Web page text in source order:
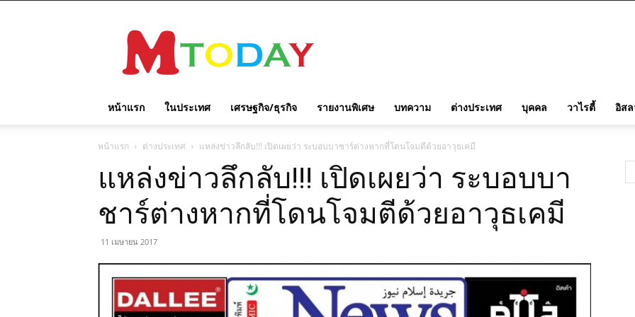
TODAY
หน้าแรก ในประเทศ เศรษฐกิจ/ธุรกิจ รายงานพิเศษ บทความ ต่างประเทศ บุคคล วาไรตี้ อิส
หน้าแรก ต่างประเทศ แหล่งข่าวลึกลับ!!! เปิดเผยว่า ระบอบบาชาร์ต่างหากที่โดนโจมตีด้วยอาวุธเคมี
แหล่งข่าวลึกลับ!!! เปิดเผยว่า ระบอบบา
ชาร์ต่างหากที่โดนโจมตีด้วยอาวุธเคมี
11 เมษายน 2017